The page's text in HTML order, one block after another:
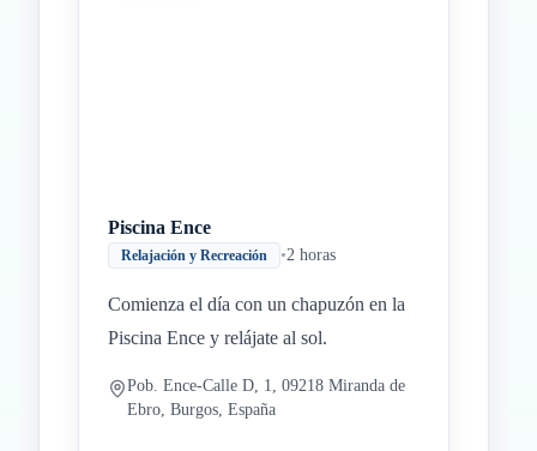
Piscina Ence
Relajación y Recreación •2 horas
Comienza el día con un chapuzón en la
Piscina Ence y relájate al sol.
Pob. Ence-Calle D, 1, 09218 Miranda de
Ebro, Burgos, España